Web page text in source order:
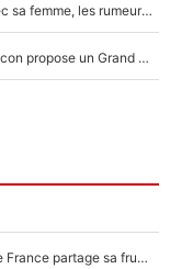
F1 : Charles Leclerc surpris par les paparazzis avec sa femme, les rumeurs étaient vraies !
Comme pour le final du Tour de France, Esteban Ocon propose un Grand Prix de Formule 1 à Paris : «Autour de l’Arc de Triomphe, ce serait génial» !
Mis de côté par Fabien Galthié, un joueur du XV de France partage sa frustration : «ils ne me l’ont pas dit tout de suite»